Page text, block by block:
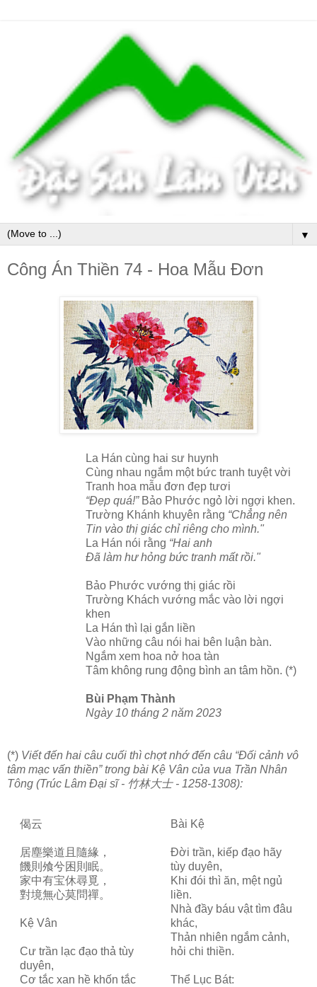
▼
Công Án Thiền 74 - Hoa Mẫu Đơn
La Hán cùng hai sư huynh
Cùng nhau ngắm một bức tranh tuyệt vời
Tranh hoa mẫu đơn đẹp tươi
“Đẹp quá!”Bảo Phước ngỏ lời ngợi khen.
Trường Khánh khuyên rằng “Chẳng nên
Tin vào thị giác chỉ riêng cho mình."
La Hán nói rằng “Hai anh
Đã làm hư hỏng bức tranh mất rồi."
Bảo Phước vướng thị giác rồi
Trường Khách vướng mắc vào lời ngợi
khen
La Hán thì lại gắn liền
Vào những câu nói hai bên luận bàn.
Ngắm xem hoa nở hoa tàn
Tâm không rung động bình an tâm hồn. (*)
Bùi Phạm Thành
Ngày 10 tháng 2 năm 2023
(*) Viết đến hai câu cuối thì chợt nhớ đến câu “Đối cảnh vô
tâm mạc vấn thiền” trong bài Kệ Vân của vua Trần Nhân
Tông (Trúc Lâm Đại sĩ - 竹林大士 - 1258-1308):
偈云
居塵樂道且隨緣，
饑則飧兮困則眠。
家中有宝休尋覓，
對境無心莫問禪。
Kệ Vân
Cư trần lạc đạo thả tùy
duyên,
Cơ tắc xan hề khốn tắc
Bài Kệ
Đời trần, kiếp đạo hãy
tùy duyên,
Khi đói thì ăn, mệt ngủ
liền.
Nhà đầy báu vật tìm đâu
khác,
Thản nhiên ngắm cảnh,
hỏi chi thiền.
Thể Lục Bát: